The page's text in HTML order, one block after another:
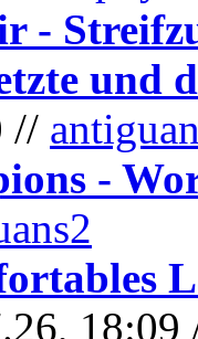
-
und
//
-
18:09